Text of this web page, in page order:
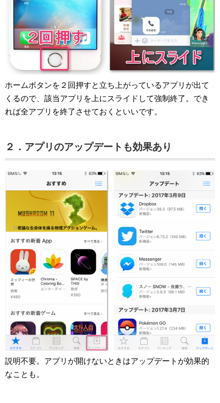
ホームボタンを２回押すと立ち上がっているアプリが出て
くるので、該当アプリを上にスライドして強制終了。でき
れば全アプリを終了させておくといいです。
２．アプリのアップデートも効果あり
説明不要。アプリが開けないときはアップデートが効果的
なことも。